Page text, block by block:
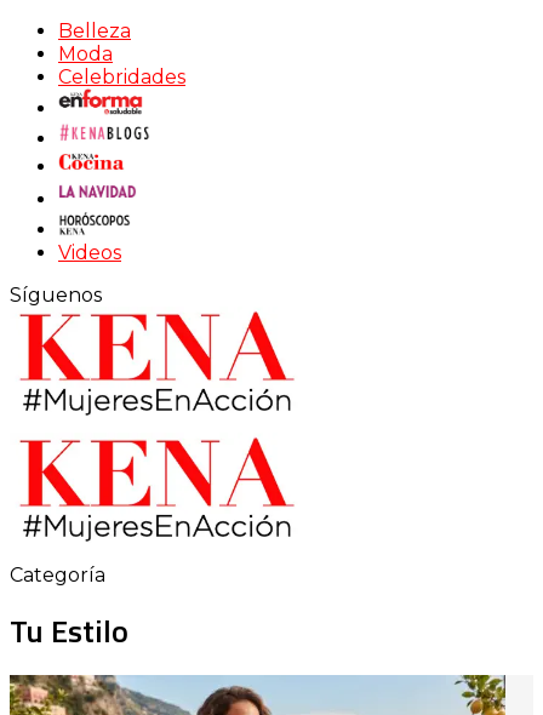
Belleza
Moda
Celebridades
Videos
Síguenos
Categoría
Tu Estilo